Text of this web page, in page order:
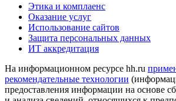
Этика и комплаенс
Оказание услуг
Использование сайтов
Защита персональных данных
ИТ аккредитация
На информационном ресурсе hh.ru
рекомендательные технологии
предоставления информации на основе